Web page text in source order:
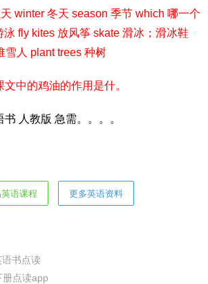
winter 冬天 season 季节 which 哪一个
泳 fly kites 放风筝 skate 滑冰；滑冰鞋
雪人 plant trees 种树
中的鸡油的作用是什。
人教版 急需。。。。
语课程 更多英语资料
书点读
册点读app